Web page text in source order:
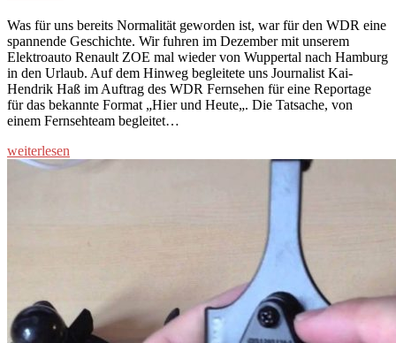
Was für uns bereits Normalität geworden ist, war für den WDR eine
spannende Geschichte. Wir fuhren im Dezember mit unserem
Elektroauto Renault ZOE mal wieder von Wuppertal nach Hamburg
in den Urlaub. Auf dem Hinweg begleitete uns Journalist Kai-
Hendrik Haß im Auftrag des WDR Fernsehen für eine Reportage
für das bekannte Format „Hier und Heute„. Die Tatsache, von
einem Fernsehteam begleitet…
weiterlesen